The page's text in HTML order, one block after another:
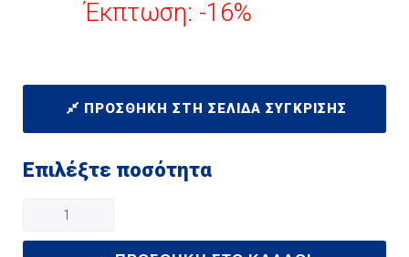
Έκπτωση: -16%
ΠΡΟΣΘΉΚΗ ΣΤΗ ΣΕΛΊΔΑ ΣΎΓΚΡΙΣΗΣ
Επιλέξτε ποσότητα